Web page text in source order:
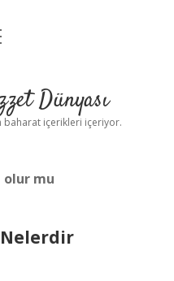
Dünyası
baharat içerikleri içeriyor.
olur mu